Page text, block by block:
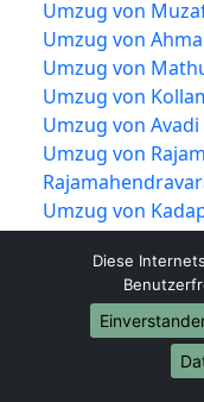
Umzug von
Umzug von
Umzug von
Umzug von
Umzug von
Umzug von
Umzug von
Umzug von
Umzug von
Umzug von
Umzug von
Umzug von
Umzug von
Diese